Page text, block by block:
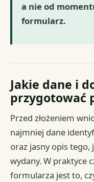
a nie od
formularz.
Jakie dane i
przygotować
Przed złożeniem
najmniej dane
oraz jasny opis
wydany. W praktyce
formularza jest to,